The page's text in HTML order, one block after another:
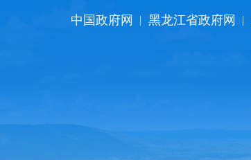
中国政府网 | 黑龙江省政府网 |